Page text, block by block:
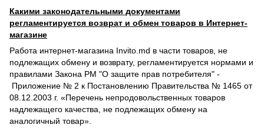
Какими законодательными документами
регламентируется возврат и обмен товаров в Интернет-
магазине
Работа интернет-магазина Invito.md в части товаров, не
подлежащих обмену и возврату, регламентируется нормами и
правилами Закона РМ "О защите прав потребителя" -
Приложение № 2 к Постановлению Правительства № 1465 от
08.12.2003 г. «Перечень непродовольственных товаров
надлежащего качества, не подлежащих обмену на
аналогичный товар».